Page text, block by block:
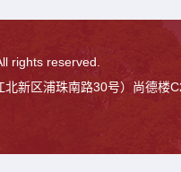
rights reserved.
新区浦珠南路30号）尚德楼